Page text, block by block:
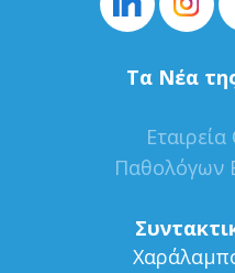
Τα Νέα
Παθολόγων